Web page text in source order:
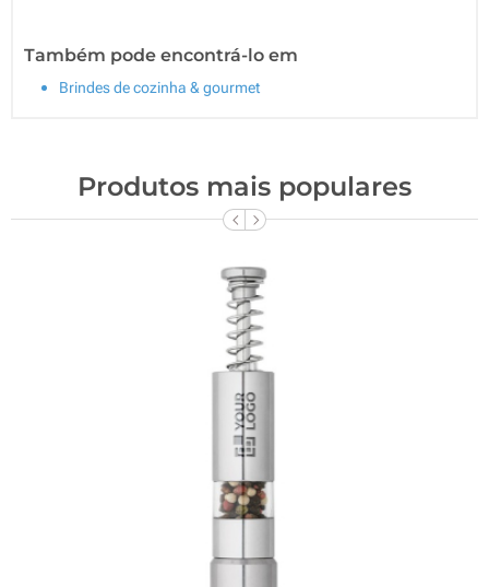
Também pode encontrá-lo em
Brindes de cozinha & gourmet
Produtos mais populares